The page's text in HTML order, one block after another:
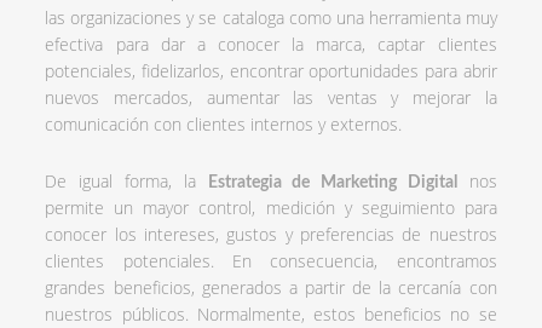
las organizaciones y se cataloga como una herramienta muy
efectiva para dar a conocer la marca, captar clientes
potenciales, fidelizarlos, encontrar oportunidades para abrir
nuevos mercados, aumentar las ventas y mejorar la
comunicación con clientes internos y externos.
De igual forma, la Estrategia de Marketing Digital nos
permite un mayor control, medición y seguimiento para
conocer los intereses, gustos y preferencias de nuestros
clientes potenciales. En consecuencia, encontramos
grandes beneficios, generados a partir de la cercanía con
nuestros públicos. Normalmente, estos beneficios no se